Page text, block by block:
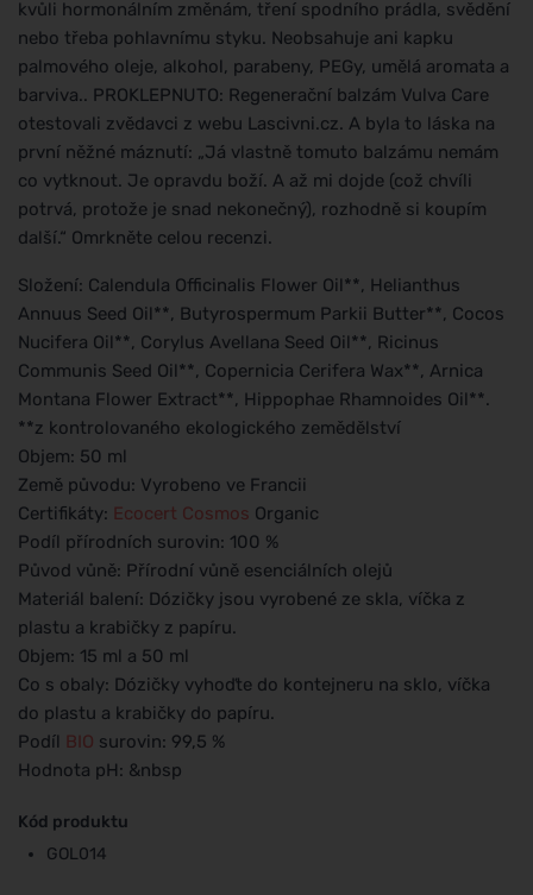
kvůli hormonálním změnám, tření spodního prádla, svědění
nebo třeba pohlavnímu styku. Neobsahuje ani kapku
palmového oleje, alkohol, parabeny, PEGy, umělá aromata a
barviva.. PROKLEPNUTO: Regenerační balzám Vulva Care
otestovali zvědavci z webu Lascivni.cz. A byla to láska na
první něžné máznutí: „Já vlastně tomuto balzámu nemám
co vytknout. Je opravdu boží. A až mi dojde (což chvíli
potrvá, protože je snad nekonečný), rozhodně si koupím
další.“ Omrkněte celou recenzi.
Složení: Calendula Officinalis Flower Oil**, Helianthus
Annuus Seed Oil**, Butyrospermum Parkii Butter**, Cocos
Nucifera Oil**, Corylus Avellana Seed Oil**, Ricinus
Communis Seed Oil**, Copernicia Cerifera Wax**, Arnica
Montana Flower Extract**, Hippophae Rhamnoides Oil**.
**z kontrolovaného ekologického zemědělství
Objem: 50 ml
Země původu: Vyrobeno ve Francii
Certifikáty: Ecocert Cosmos Organic
Podíl přírodních surovin: 100 %
Původ vůně: Přírodní vůně esenciálních olejů
Materiál balení: Dózičky jsou vyrobené ze skla, víčka z
plastu a krabičky z papíru.
Objem: 15 ml a 50 ml
Co s obaly: Dózičky vyhoďte do kontejneru na sklo, víčka
do plastu a krabičky do papíru.
Podíl BIO surovin: 99,5 %
Hodnota pH: &nbsp
Kód produktu
GOL014